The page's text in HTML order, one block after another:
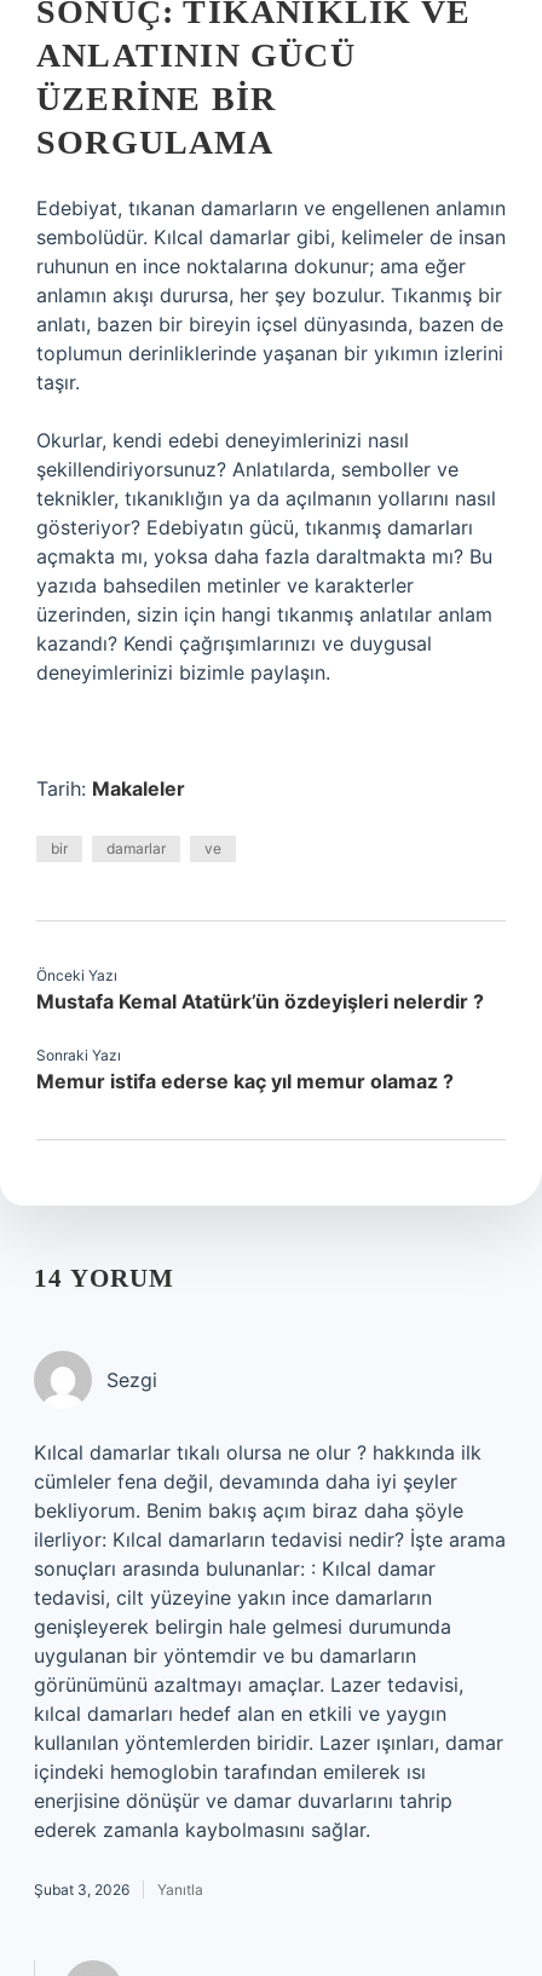
SONUÇ: TIKANIKLIK VE
ANLATININ GÜCÜ
ÜZERINE BIR
SORGULAMA
Edebiyat, tıkanan damarların ve engellenen anlamın
sembolüdür. Kılcal damarlar gibi, kelimeler de insan
ruhunun en ince noktalarına dokunur; ama eğer
anlamın akışı durursa, her şey bozulur. Tıkanmış bir
anlatı, bazen bir bireyin içsel dünyasında, bazen de
toplumun derinliklerinde yaşanan bir yıkımın izlerini
taşır.
Okurlar, kendi edebi deneyimlerinizi nasıl
şekillendiriyorsunuz? Anlatılarda, semboller ve
teknikler, tıkanıklığın ya da açılmanın yollarını nasıl
gösteriyor? Edebiyatın gücü, tıkanmış damarları
açmakta mı, yoksa daha fazla daraltmakta mı? Bu
yazıda bahsedilen metinler ve karakterler
üzerinden, sizin için hangi tıkanmış anlatılar anlam
kazandı? Kendi çağrışımlarınızı ve duygusal
deneyimlerinizi bizimle paylaşın.
Tarih: Makaleler
bir damarlar ve
Önceki Yazı
Mustafa Kemal Atatürk’ün özdeyişleri nelerdir ?
Sonraki Yazı
Memur istifa ederse kaç yıl memur olamaz ?
14 YORUM
Sezgi
Kılcal damarlar tıkalı olursa ne olur ? hakkında ilk
cümleler fena değil, devamında daha iyi şeyler
bekliyorum. Benim bakış açım biraz daha şöyle
ilerliyor: Kılcal damarların tedavisi nedir? İşte arama
sonuçları arasında bulunanlar: : Kılcal damar
tedavisi, cilt yüzeyine yakın ince damarların
genişleyerek belirgin hale gelmesi durumunda
uygulanan bir yöntemdir ve bu damarların
görünümünü azaltmayı amaçlar. Lazer tedavisi,
kılcal damarları hedef alan en etkili ve yaygın
kullanılan yöntemlerden biridir. Lazer ışınları, damar
içindeki hemoglobin tarafından emilerek ısı
enerjisine dönüşür ve damar duvarlarını tahrip
ederek zamanla kaybolmasını sağlar.
Şubat 3, 2026 Yanıtla